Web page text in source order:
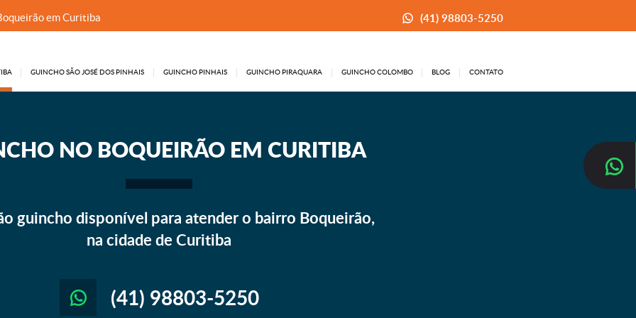
em Curitiba (41) 98803-5250
GUINCHO SÃO JOSÉ DOS PINHAIS GUINCHO PINHAIS GUINCHO PIRAQUARA GUINCHO COLOMBO BLOG CONTATO
NO BOQUEIRÃO EM CURITIBA
guincho disponível para atender o bairro Boqueirão,
na cidade de Curitiba
(41) 98803-5250